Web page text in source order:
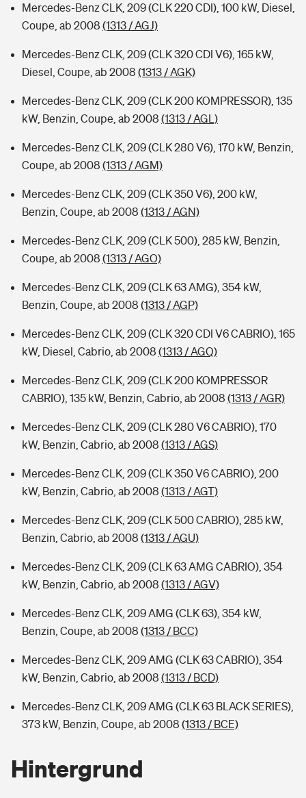
Mercedes-Benz CLK, 209 (CLK 220 CDI), 100 kW, Diesel,
Coupe, ab 2008 (1313 / AGJ)
Mercedes-Benz CLK, 209 (CLK 320 CDI V6), 165 kW,
Diesel, Coupe, ab 2008 (1313 / AGK)
Mercedes-Benz CLK, 209 (CLK 200 KOMPRESSOR), 135
kW, Benzin, Coupe, ab 2008 (1313 / AGL)
Mercedes-Benz CLK, 209 (CLK 280 V6), 170 kW, Benzin,
Coupe, ab 2008 (1313 / AGM)
Mercedes-Benz CLK, 209 (CLK 350 V6), 200 kW,
Benzin, Coupe, ab 2008 (1313 / AGN)
Mercedes-Benz CLK, 209 (CLK 500), 285 kW, Benzin,
Coupe, ab 2008 (1313 / AGO)
Mercedes-Benz CLK, 209 (CLK 63 AMG), 354 kW,
Benzin, Coupe, ab 2008 (1313 / AGP)
Mercedes-Benz CLK, 209 (CLK 320 CDI V6 CABRIO), 165
kW, Diesel, Cabrio, ab 2008 (1313 / AGQ)
Mercedes-Benz CLK, 209 (CLK 200 KOMPRESSOR
CABRIO), 135 kW, Benzin, Cabrio, ab 2008 (1313 / AGR)
Mercedes-Benz CLK, 209 (CLK 280 V6 CABRIO), 170
kW, Benzin, Cabrio, ab 2008 (1313 / AGS)
Mercedes-Benz CLK, 209 (CLK 350 V6 CABRIO), 200
kW, Benzin, Cabrio, ab 2008 (1313 / AGT)
Mercedes-Benz CLK, 209 (CLK 500 CABRIO), 285 kW,
Benzin, Cabrio, ab 2008 (1313 / AGU)
Mercedes-Benz CLK, 209 (CLK 63 AMG CABRIO), 354
kW, Benzin, Cabrio, ab 2008 (1313 / AGV)
Mercedes-Benz CLK, 209 AMG (CLK 63), 354 kW,
Benzin, Coupe, ab 2008 (1313 / BCC)
Mercedes-Benz CLK, 209 AMG (CLK 63 CABRIO), 354
kW, Benzin, Cabrio, ab 2008 (1313 / BCD)
Mercedes-Benz CLK, 209 AMG (CLK 63 BLACK SERIES),
373 kW, Benzin, Coupe, ab 2008 (1313 / BCE)
Hintergrund